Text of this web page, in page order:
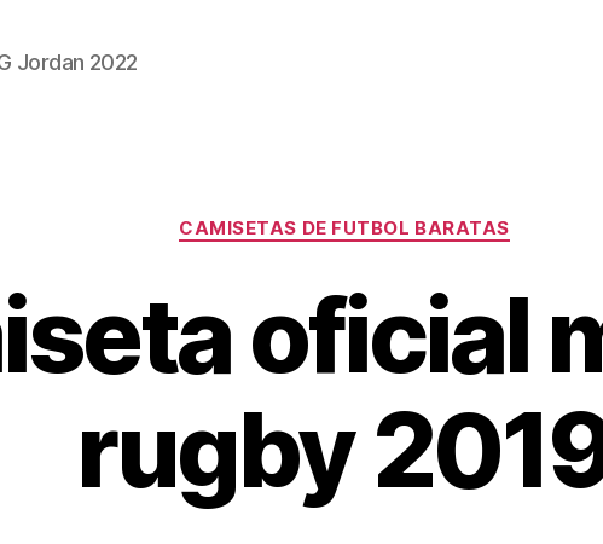
Jordan 2022
Categorías
CAMISETAS DE FUTBOL BARATAS
oficial
rugby